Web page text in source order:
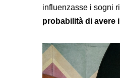
influenzasse i sogni
probabilità di avere